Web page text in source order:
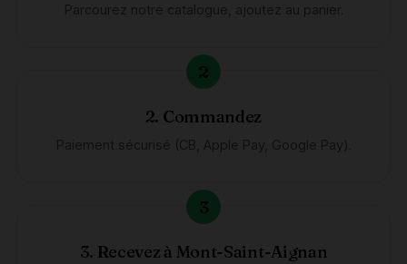
Parcourez notre catalogue, ajoutez au panier.
2. Commandez
Paiement sécurisé (CB, Apple Pay, Google Pay).
3. Recevez à Mont-Saint-Aignan